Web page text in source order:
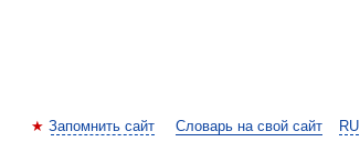
RU
Запомнить сайт Словарь на свой сайт